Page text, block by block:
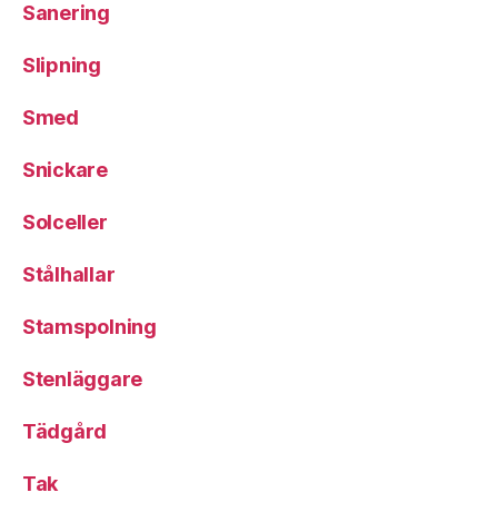
Sanering
Slipning
Smed
Snickare
Solceller
Stålhallar
Stamspolning
Stenläggare
Tädgård
Tak